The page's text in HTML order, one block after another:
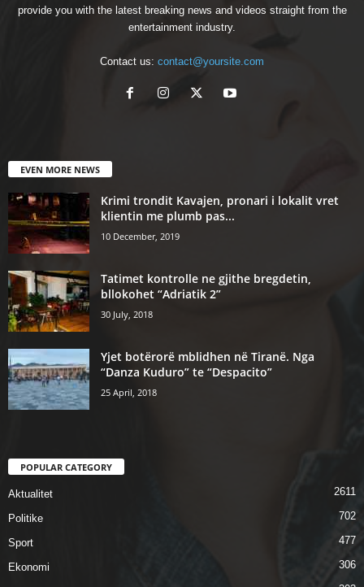
provide you with the latest breaking news and videos straight from the
entertainment industry.
Contact us: contact@yoursite.com
EVEN MORE NEWS
Krimi trondit Kavajen, pronari i lokalit vret
klientin me plumb pas...
10 December, 2019
Tatimet kontrolle ne gjithe bregdetin,
bllokohet “Adriatik 2”
30 July, 2018
Yjet botërorë mblidhen në Tiranë. Nga
“Danza Kuduro” te “Despacito”
25 April, 2018
POPULAR CATEGORY
Aktualitet 2611
Politike 702
Sport 477
Ekonomi 306